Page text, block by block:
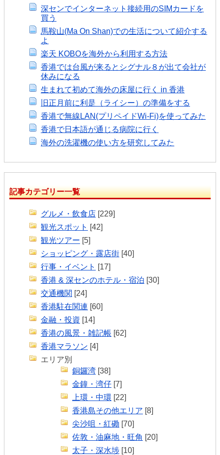
深センでインターネット接続用のSIMカードを
買う
馬鞍山(Ma On Shan)での生活について紹介する
よ
楽天 KOBOを海外から利用する方法
香港では台風が来るとシグナル８が出て会社が
休みになる
生まれて初めて海外の床屋に行く in 香港
旧正月前に利是（ライシー）の準備をする
香港で無線LAN(プリペイドWi-Fi)を使ってみた
香港で日本語が通じる病院に行く
海外の洗濯機の使い方を研究してみた
記事カテゴリー一覧
グルメ・飲食店 [229]
観光スポット [42]
観光ツアー [5]
ショッピング・露店街 [40]
行事・イベント [17]
香港 & 深センのホテル・宿泊 [30]
交通機関 [24]
香港駐在関連 [60]
金融・投資 [14]
香港の風景・雑記帳 [62]
香港マラソン [4]
エリア別
銅鑼湾 [38]
金鐘・湾仔 [7]
上環・中環 [22]
香港島その他エリア [8]
尖沙咀・紅磡 [70]
佐敦・油麻地・旺角 [20]
太子・深水埗 [10]